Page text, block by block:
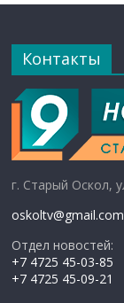
Контакты
г. Старый Оскол,
oskoltv@gmail.com
Отдел новостей:
+7 4725 45-03-85
+7 4725 45-09-21